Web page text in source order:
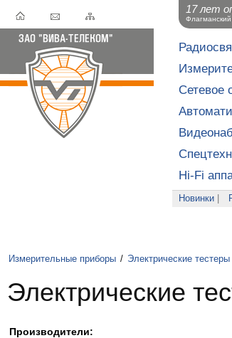
Сетевое
Hi-Fi
Новинки
Измерительные приборы / Электрические тестеры
Электрические
Производители:
17 лет